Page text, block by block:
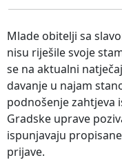
Mlade obitelji sa
nisu riješile svoje
se na aktualni
davanje u najam
podnošenje zahtjeva
Gradske uprave
ispunjavaju
prijave.